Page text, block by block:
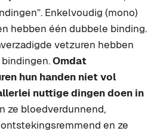
Enkelvoudig (mono)
hebben één dubbele binding.
vetzuren hebben
Omdat
hun handen niet vol
nuttige dingen doen in
ze bloedverdunnend,
en ze